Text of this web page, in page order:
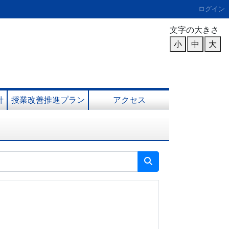
ログイン
文字の大きさ
小
中 大
授業改善推進プラン アクセス